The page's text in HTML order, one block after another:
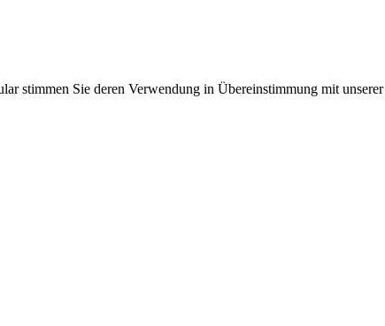
stimmen Sie deren Verwendung in Übereinstimmung mit unserer